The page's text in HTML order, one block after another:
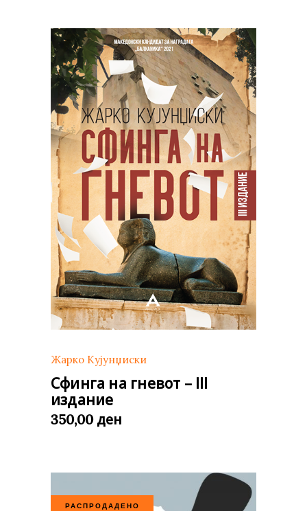
Жарко Кујунџиски
Сфинга на гневот – III
издание
350,00 ден
РАСПРОДАДЕНО